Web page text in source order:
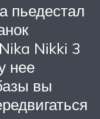
пьедестал
Nikki 3
нее
вы